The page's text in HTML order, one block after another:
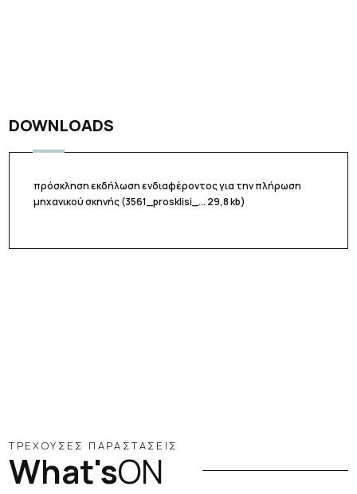
DOWNLOADS
πρόσκληση εκδήλωση ενδιαφέροντος για την πλήρωση
μηχανικού σκηνής(3561_prosklisi_... 29,8 kb)
ΤΡΕΧΟΥΣΕΣ ΠΑΡΑΣΤΑΣΕΙΣ
What'sON